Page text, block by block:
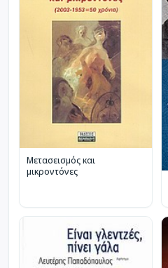
Μετασεισμός και
μικροντόνες